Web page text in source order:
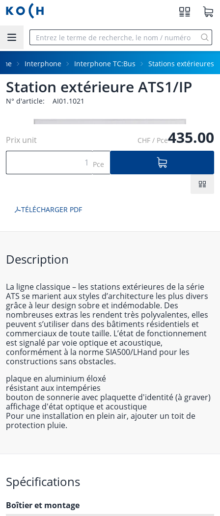
Aller au contenu principal
Interphone Interphone TC:Bus Stations extérieures
Station extérieure ATS1/IP
N° d'article: AI01.1021
Prix unit CHF / Pce435.00
Pce
TÉLÉCHARGER PDF
Description
La ligne classique – les stations extérieures de la série
ATS se marient aux styles d’architecture les plus divers
grâce à leur design sobre et indémodable. Des
nombreuses extras les rendent très polyvalentes, elles
peuvent s’utiliser dans des bâtiments résidentiels et
commerciaux de toute taille. L’état de fonctionnement
est signalé par voie optique et acoustique,
conformément à la norme SIA500/LHand pour les
constructions sans obstacles.
plaque en aluminium éloxé
résistant aux intempéries
bouton de sonnerie avec plaquette d'identité (à graver)
affichage d'état optique et acoustique
Pour une installation en plein air, ajouter un toit de
protection pluie.
Spécifications
Boîtier et montage